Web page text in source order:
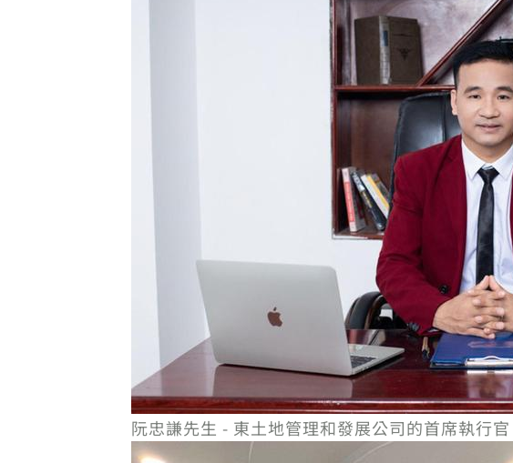
阮忠謙先生 - 東土地管理和發展公司的首席執行官